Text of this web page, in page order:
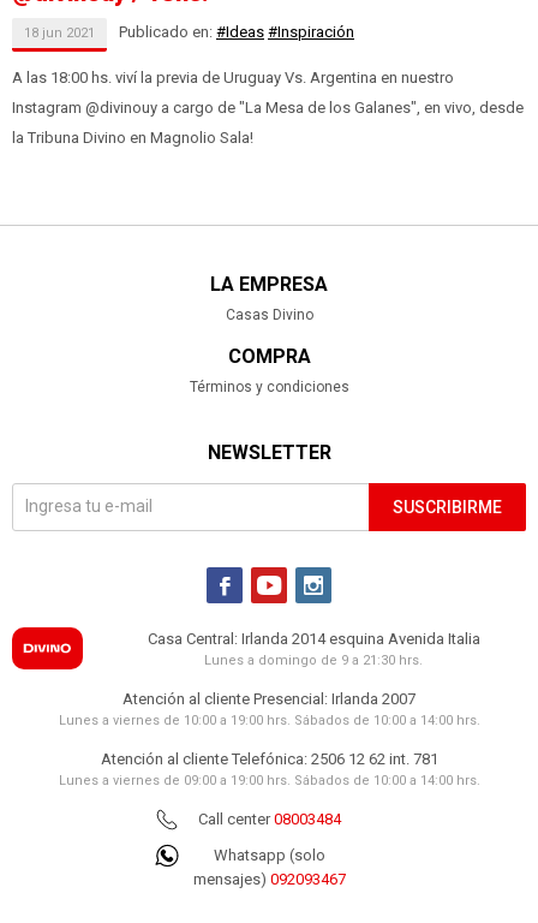
18 jun 2021 Publicado en: #Ideas #Inspiración
A las 18:00 hs. viví la previa de Uruguay Vs. Argentina en nuestro
Instagram @divinouy a cargo de "La Mesa de los Galanes", en vivo, desde
la Tribuna Divino en Magnolio Sala!
LA EMPRESA
Casas Divino
COMPRA
Términos y condiciones
NEWSLETTER
SUSCRIBIRME
  
Casa Central: Irlanda 2014 esquina Avenida Italia
Lunes a domingo de 9 a 21:30 hrs.
Atención al cliente Presencial: Irlanda 2007
Lunes a viernes de 10:00 a 19:00 hrs. Sábados de 10:00 a 14:00 hrs.
Atención al cliente Telefónica: 2506 12 62 int. 781
Lunes a viernes de 09:00 a 19:00 hrs. Sábados de 10:00 a 14:00 hrs.
Call center08003484
Whatsapp (solo
mensajes) 092093467